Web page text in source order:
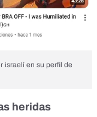
israelí en su perfil de
heridas